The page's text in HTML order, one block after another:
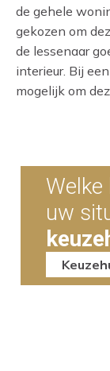
de gehele
gekozen om
de lessenaar
interieur. Bij
mogelijk om
uw